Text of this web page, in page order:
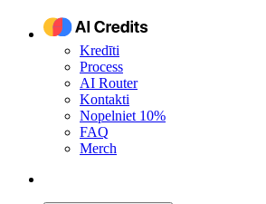
Kredīti
Process
AI Router
Kontakti
Nopelniet 10%
FAQ
Merch